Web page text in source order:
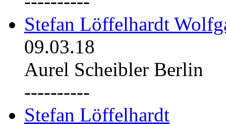
Stefan Löffelhardt
09.03.18
Aurel Scheibler Berlin
----------
Stefan Löffelhardt